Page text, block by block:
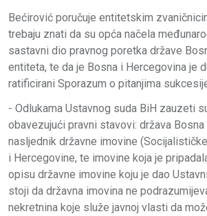
Bećirović poručuje entitetskim
trebaju znati da su opća načela
sastavni dio pravnog poretka države
entiteta, te da je Bosna i Hercegovina je
ratificirani Sporazum o pitanjima
- Odlukama Ustavnog suda BiH zauzeti
obavezujući pravni stavovi: država
nasljednik državne imovine
i Hercegovine, te imovine koja je
opisu državne imovine koju je dao
stoji da državna imovina ne
nekretnina koje služe javnoj vlasti da